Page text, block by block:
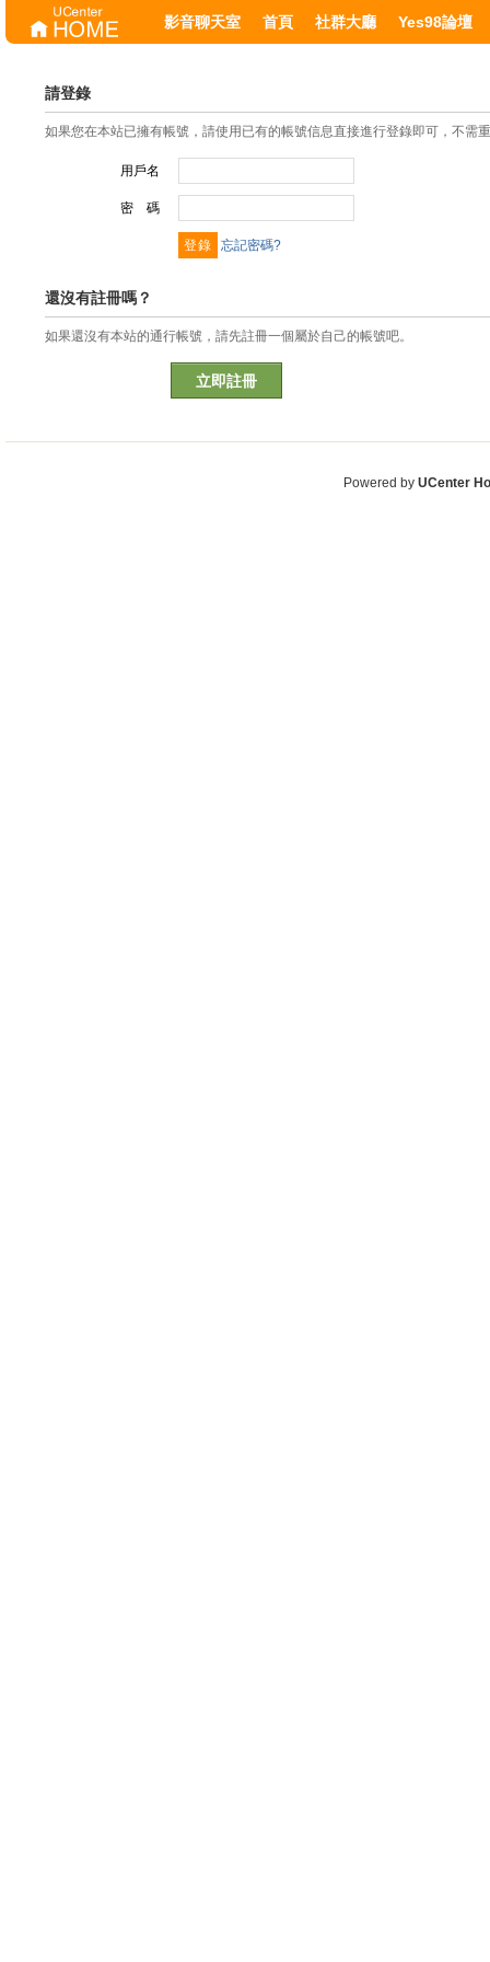
影音聊天室 首頁 社群大廳 Yes98論壇
請登錄
如果您在本站已擁有帳號，請使用已有的帳號信息直接進行登錄即可，不需
用戶名
密 碼
忘記密碼?
還沒有註冊嗎？
如果還沒有本站的通行帳號，請先註冊一個屬於自己的帳號吧。
立即註冊
Powered by UCenter